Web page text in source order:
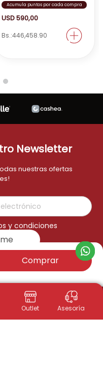
Outlet Asesoría
Comprar
Acumula puntos por cada compra
USD590,00
Bs.:446,458.90
Newsletter
nuestras ofertas
y condiciones